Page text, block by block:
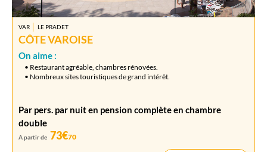
VAR LE PRADET
CÔTE VAROISE
On aime :
• Restaurant agréable, chambres rénovées.
• Nombreux sites touristiques de grand intérêt.
Par pers. par nuit en pension complète en chambre
double
A partir de 73€70